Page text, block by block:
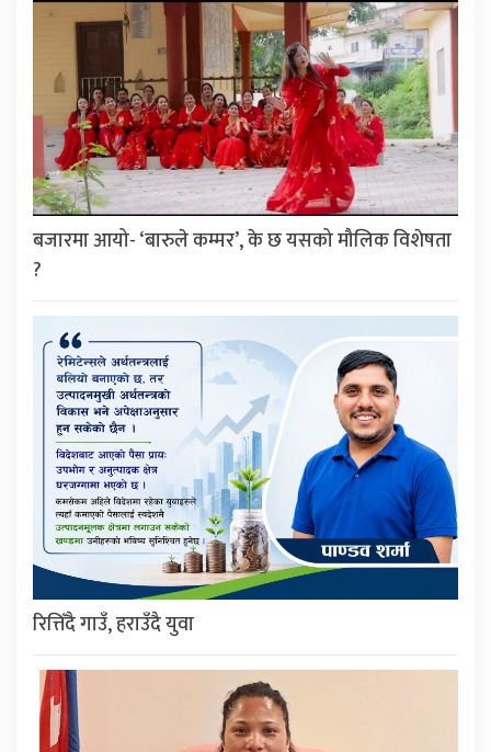
बजारमा आयो- ‘बारुले कम्मर’, के छ यसको मौलिक विशेषता
?
रित्तिँदै गाउँ, हराउँदै युवा